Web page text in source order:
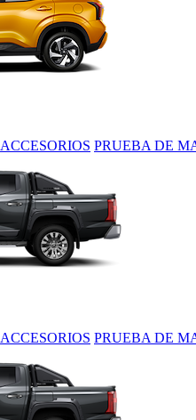
ACCESORIOS PRUEBA DE
ACCESORIOS PRUEBA DE